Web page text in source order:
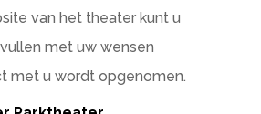
van het theater kunt u
met uw wensen
met u wordt opgenomen.